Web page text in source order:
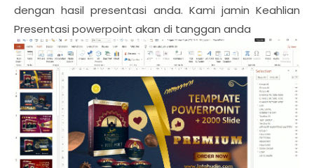
dengan hasil presentasi anda. Kami jamin Keahlian
Presentasi powerpoint akan di tanggan anda